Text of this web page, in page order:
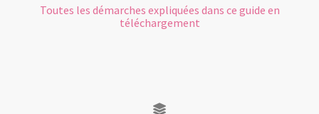
Toutes les démarches expliquées dans ce guide en
téléchargement